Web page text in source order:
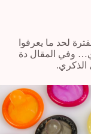
لحد ما يعرفوا
وفي المقال دة
الذكري.